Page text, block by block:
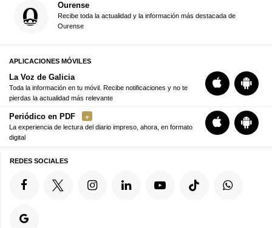
Ourense
Recibe toda la actualidad y la información más destacada de
Ourense
APLICACIONES MÓVILES
La Voz de Galicia
Toda la información en tu móvil. Recibe notificaciones y no te
pierdas la actualidad más relevante
Periódico en PDF
La experiencia de lectura del diario impreso, ahora, en formato
digital
REDES SOCIALES